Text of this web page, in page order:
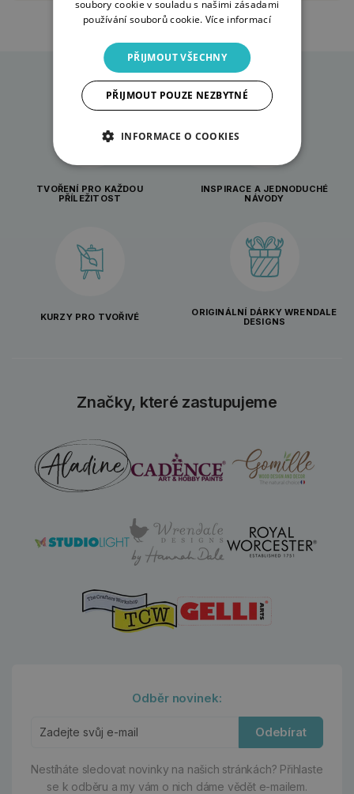
TVOŘENÍ PRO KAŽDOU
PŘÍLEŽITOST
INSPIRACE A JEDNODUCHÉ
NÁVODY
KURZY PRO TVOŘIVÉ
ORIGINÁLNÍ DÁRKY WRENDALE
DESIGNS
Značky, které zastupujeme
Odběr novinek:
Odebírat
Nestíháte sledovat novinky na našich stránkách? Přihlaste
se k odběru a my vám o nich dáme vědět e-mailem.
soubory cookie v souladu s našimi zásadami
používání souborů cookie. Více informací
PŘIJMOUT VŠECHNY
PŘIJMOUT POUZE NEZBYTNÉ
INFORMACE O COOKIES